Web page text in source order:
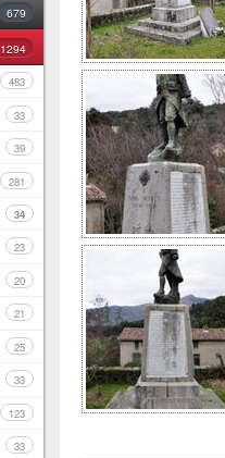
679
1294
483
33
39
281
34
23
20
21
25
33
123
33